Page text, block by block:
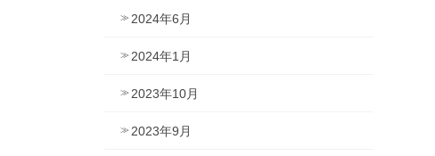
2024年6月
2024年1月
2023年10月
2023年9月